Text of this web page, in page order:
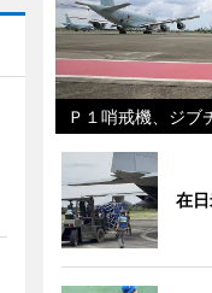
Ｐ１哨戒機、ジブ
在